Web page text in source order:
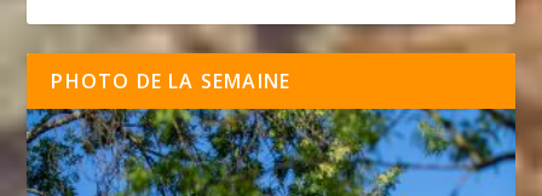
PHOTO DE LA SEMAINE